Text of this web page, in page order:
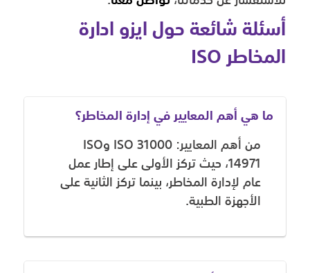
أسئلة شائعة حول ايزو ادارة
المخاطر ISO
ما هي أهم المعايير في إدارة المخاطر؟
من أهم المعايير: ISO 31000 وISO
14971، حيث تركز الأولى على إطار عمل
عام لإدارة المخاطر، بينما تركز الثانية على
الأجهزة الطبية.